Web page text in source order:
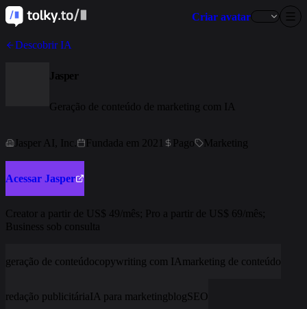
Criar avatar
Descobrir IA
Jasper
Geração de conteúdo de marketing com IA
Jasper AI, Inc. Fundada em 2021 Pago Marketing
Acessar Jasper
Creator a partir de US$ 49/mês; Pro a partir de US$ 69/mês;
Business sob consulta
geração de conteúdocopywriting com IAmarketing de conteúdo
redação publicitáriaIA para marketingblogSEO